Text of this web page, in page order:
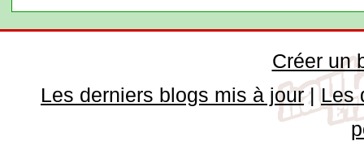
Créer un
Les derniers blogs mis à jour|Les